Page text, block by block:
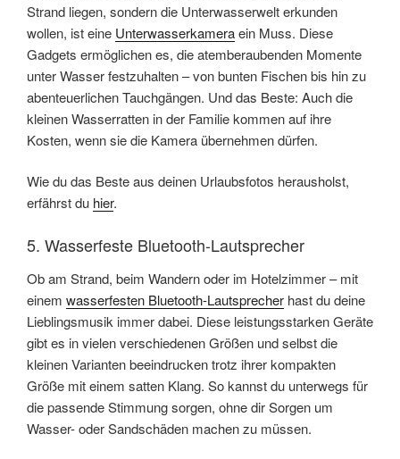
Strand liegen, sondern die Unterwasserwelt erkunden
wollen, ist eine Unterwasserkameraein Muss. Diese
Gadgets ermöglichen es, die atemberaubenden Momente
unter Wasser festzuhalten – von bunten Fischen bis hin zu
abenteuerlichen Tauchgängen. Und das Beste: Auch die
kleinen Wasserratten in der Familie kommen auf ihre
Kosten, wenn sie die Kamera übernehmen dürfen.
Wie du das Beste aus deinen Urlaubsfotos herausholst,
erfährst du hier.
5. Wasserfeste Bluetooth-Lautsprecher
Ob am Strand, beim Wandern oder im Hotelzimmer – mit
einem wasserfesten Bluetooth-Lautsprecher hast du deine
Lieblingsmusik immer dabei. Diese leistungsstarken Geräte
gibt es in vielen verschiedenen Größen und selbst die
kleinen Varianten beeindrucken trotz ihrer kompakten
Größe mit einem satten Klang. So kannst du unterwegs für
die passende Stimmung sorgen, ohne dir Sorgen um
Wasser- oder Sandschäden machen zu müssen.